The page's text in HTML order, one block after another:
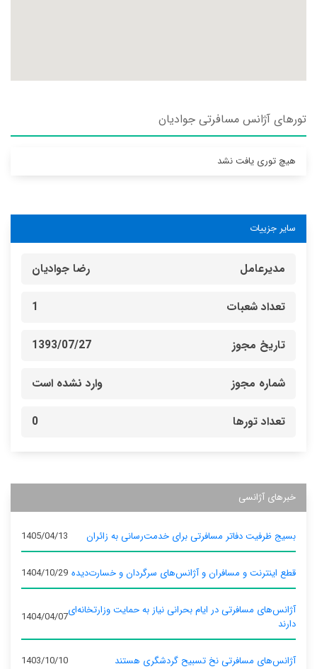
تورهای آژانس مسافرتی جواديان
هیچ توری یافت نشد
سایر جزییات
مدیرعامل رضا جوادیان
تعداد شعبات 1
تاریخ مجوز 1393/07/27
شماره مجوز وارد نشده است
تعداد تورها 0
خبرهای آژانسی
بسیج ظرفیت دفاتر مسافرتی برای خدمت‌رسانی به زائران 1405/04/13
قطع اینترنت و مسافران و آژانس‌های سرگردان و خسارت‌دیده 1404/10/29
آژانس‌های مسافرتی در ایام بحرانی نیاز به حمایت وزارتخانه‌ای
دارند
1404/04/07
آژانس‌های مسافرتی نخ تسبیح گردشگری هستند 1403/10/10